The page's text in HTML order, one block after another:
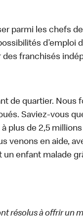
parmi les chefs
d’emploi
franchisés
de quartier. Nous
Saviez-vous
plus de 2,5
venons en aide,
enfant malade
résolus à offrir un